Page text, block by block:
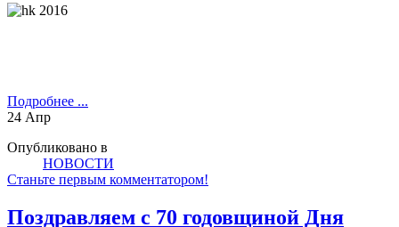
Подробнее ...
24 Апр
Опубликовано в
НОВОСТИ
Станьте первым комментатором!
Поздравляем с 70 годовщиной Дня